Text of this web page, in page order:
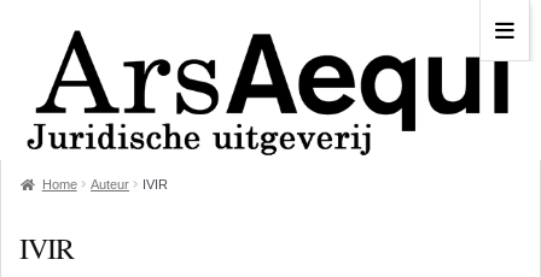
Home Auteur IVIR
IVIR